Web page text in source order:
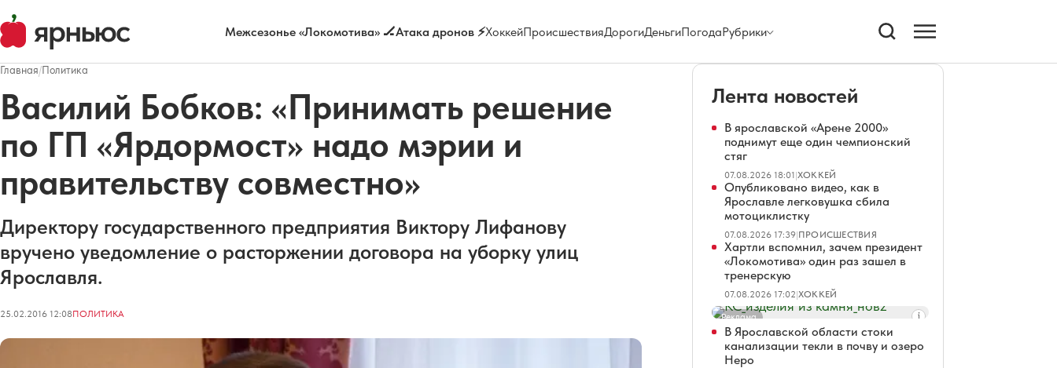
Межсезонье «Локомотива» 🏒Атака дронов ⚡ХоккейПроисшествияДорогиДеньгиПогодаРубрики
Главная/Политика
Василий Бобков: «Принимать решение
по ГП «Ярдормост» надо мэрии и
правительству совместно»
Директору государственного предприятия Виктору Лифанову
вручено уведомление о расторжении договора на уборку улиц
Ярославля.
25.02.2016 12:08ПОЛИТИКА
Лента новостей
В ярославской «Арене 2000»
поднимут еще один чемпионский
стяг
07.08.2026 18:01|ХОККЕЙ
Опубликовано видео, как в
Ярославле легковушка сбила
мотоциклистку
07.08.2026 17:39|ПРОИСШЕСТВИЯ
Хартли вспомнил, зачем президент
«Локомотива» один раз зашел в
тренерскую
07.08.2026 17:02|ХОККЕЙ
Реклама
В Ярославской области стоки
канализации текли в почву и озеро
Неро